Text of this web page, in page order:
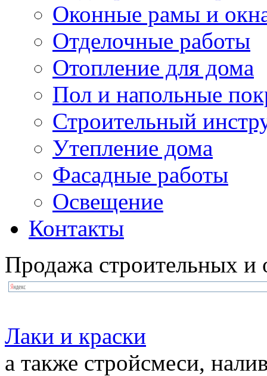
Оконные рамы и
Отделочные работы
Отопление для дома
Пол и напольные
Строительный
Утепление дома
Фасадные работы
Освещение
Контакты
Продажа строительных и
Лаки и краски
а также стройсмеси,